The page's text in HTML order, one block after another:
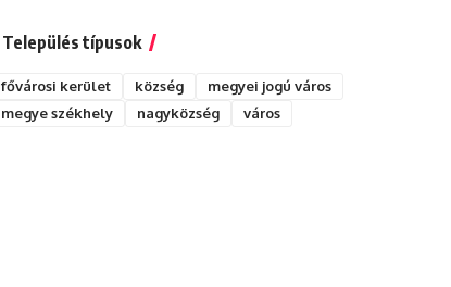
Település típusok
fővárosi kerület község
megyei jogú város
megye székhely
nagyközség város